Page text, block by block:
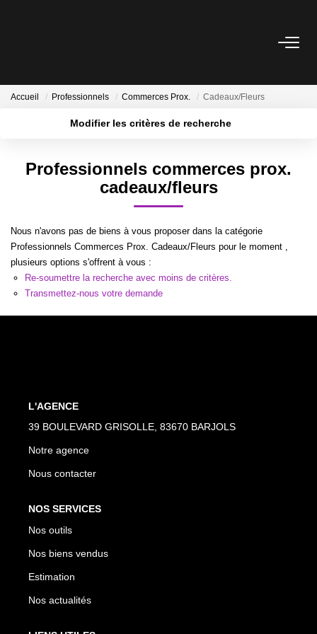
NOTRE ÉQUIPE
CONTACT
Accueil Professionnels Commerces Prox. Cadeaux/Fleurs
Modifier les critères de recherche
Plus de critères Créer une alerte
Professionnels commerces prox.
cadeaux/fleurs
Nous n'avons pas de biens à vous proposer dans la catégorie
Professionnels Commerces Prox. Cadeaux/Fleurs pour le moment ,
plusieurs options s'offrent à vous :
Re-soumettre la recherche avec moins de critères.
Transmettez-nous votre demande
L'AGENCE
39 BOULEVARD GRISOLLE, 83670 BARJOLS
Notre agence
Nous contacter
NOS SERVICES
Nos outils
Nos biens vendus
Estimation
Nos actualités